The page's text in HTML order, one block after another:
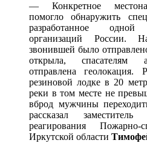
— Конкретное
помогло обнаружить
разработанное
организаций России.
звонившей было
открыла, спасателям
отправлена геолокация.
резиновой лодке в 20
реки в том месте не
вброд мужчины
рассказал заместитель
реагирования Пожарно-
Иркутской области